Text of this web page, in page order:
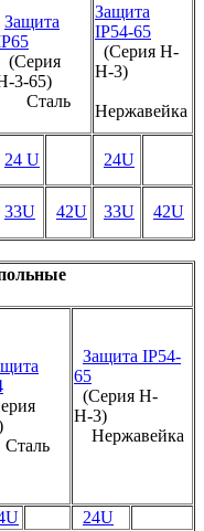
Защита
(Серия
3-65)
Сталь
Защита
IP54-65
(Серия Н-
Н-3)
Нержавейка
24 U 24U
33U 42U 33U 42U
Защита IP54-
65
(Серия Н-
Н-3)
Нержавейка
24U